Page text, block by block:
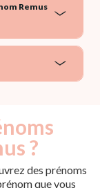
Remus
?
des prénoms
que vous